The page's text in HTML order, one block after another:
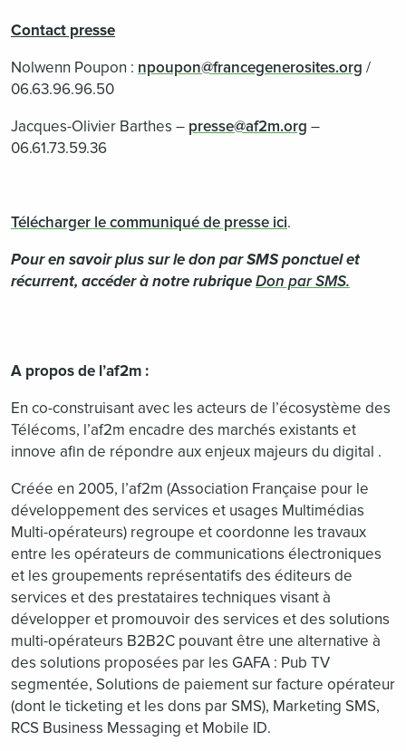
Contact presse
Nolwenn Poupon : npoupon@francegenerosites.org /
06.63.96.96.50
Jacques-Olivier Barthes – presse@af2m.org –
06.61.73.59.36
Télécharger le communiqué de presse ici.
Pour en savoir plus sur le don par SMS ponctuel et
récurrent, accéder à notre rubriqueDon par SMS.
A propos de l’af2m :
En co-construisant avec les acteurs de l’écosystème des
Télécoms, l’af2m encadre des marchés existants et
innove afin de répondre aux enjeux majeurs du digital .
Créée en 2005, l’af2m (Association Française pour le
développement des services et usages Multimédias
Multi-opérateurs) regroupe et coordonne les travaux
entre les opérateurs de communications électroniques
et les groupements représentatifs des éditeurs de
services et des prestataires techniques visant à
développer et promouvoir des services et des solutions
multi-opérateurs B2B2C pouvant être une alternative à
des solutions proposées par les GAFA : Pub TV
segmentée, Solutions de paiement sur facture opérateur
(dont le ticketing et les dons par SMS), Marketing SMS,
RCS Business Messaging et Mobile ID.